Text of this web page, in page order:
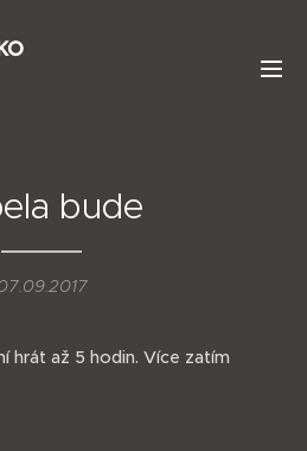
bude
hrát až 5 hodin. Více zatím